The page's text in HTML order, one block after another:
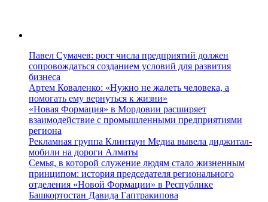
Павел Сумачев: рост числа предприятий должен
сопровождаться созданием условий для развития
бизнеса
Артем Коваленко: «Нужно не жалеть человека, а
помогать ему вернуться к жизни»
«Новая Формация» в Мордовии расширяет
взаимодействие с промышленными предприятиями
региона
Рекламная группа Клинтаун Медиа вывела диджитал-
мобили на дороги Алматы
Семья, в которой служение людям стало жизненным
принципом: история председателя регионального
отделения «Новой Формации» в Республике
Башкортостан Давида Гаптракипова